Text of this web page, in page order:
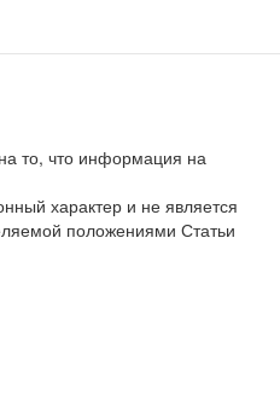
то, что информация на
характер и не является
положениями Статьи